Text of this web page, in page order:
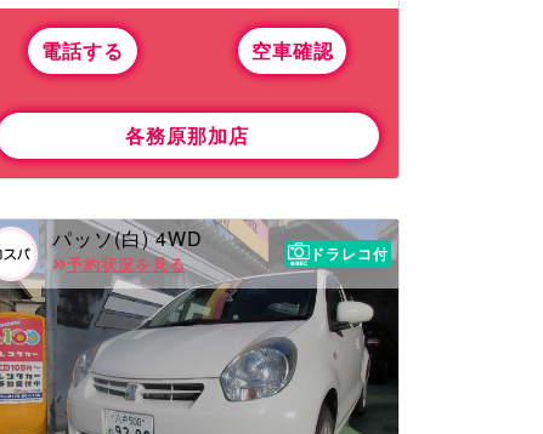
電話する 空車確認
各務原那加店
パッソ(白) 4WD
予約状況を見る
ドラレコ付